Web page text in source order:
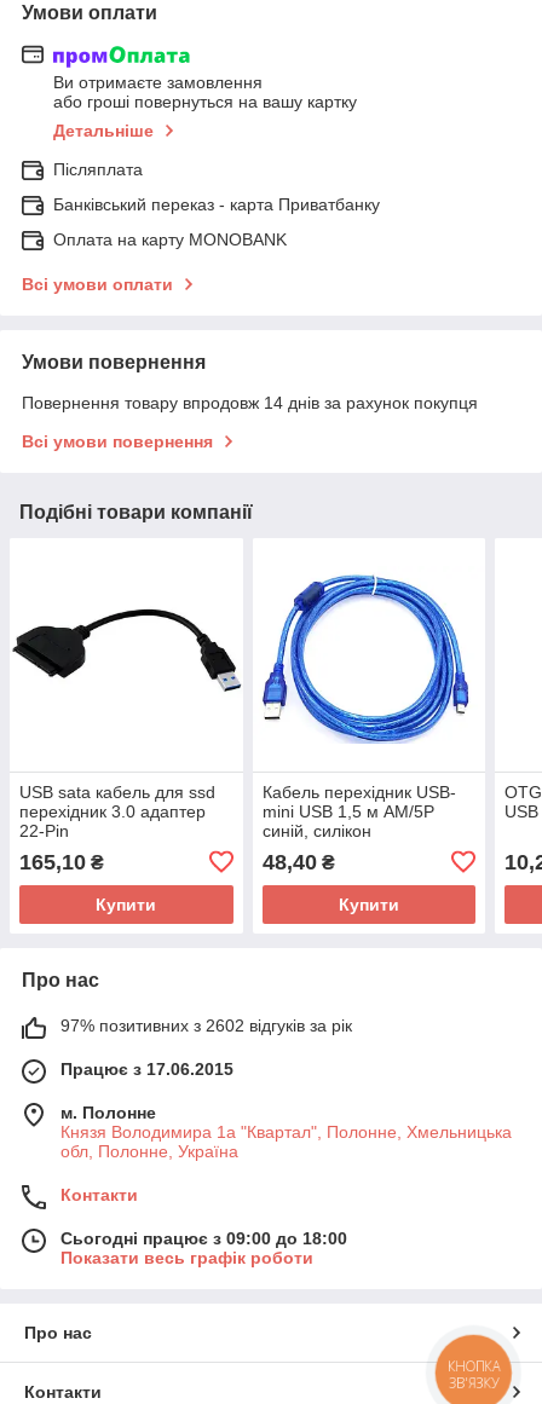
Умови оплати
Ви отримаєте замовлення
або гроші повернуться на вашу картку
Детальніше
Післяплата
Банківський переказ - карта Приватбанку
Оплата на карту MONOBANK
Всі умови оплати
Умови повернення
Повернення товару впродовж 14 днів за рахунок покупця
Всі умови повернення
Подібні товари компанії
USB sata кабель для ssd
перехідник 3.0 адаптер
22-Pin
165,10 ₴
Купити
Кабель перехідник USB-
mini USB 1,5 м AM/5P
синій, силікон
48,40₴
Купити
Про нас
97% позитивних з 2602 відгуків за рік
Працює з 17.06.2015
м. Полонне
Князя Володимира 1а "Квартал", Полонне, Хмельницька
обл, Полонне, Україна
Контакти
Сьогодні працює з 09:00 до 18:00
Показати весь графік роботи
Про нас
Контакти
КНОПКА
ЗВ'ЯЗКУ